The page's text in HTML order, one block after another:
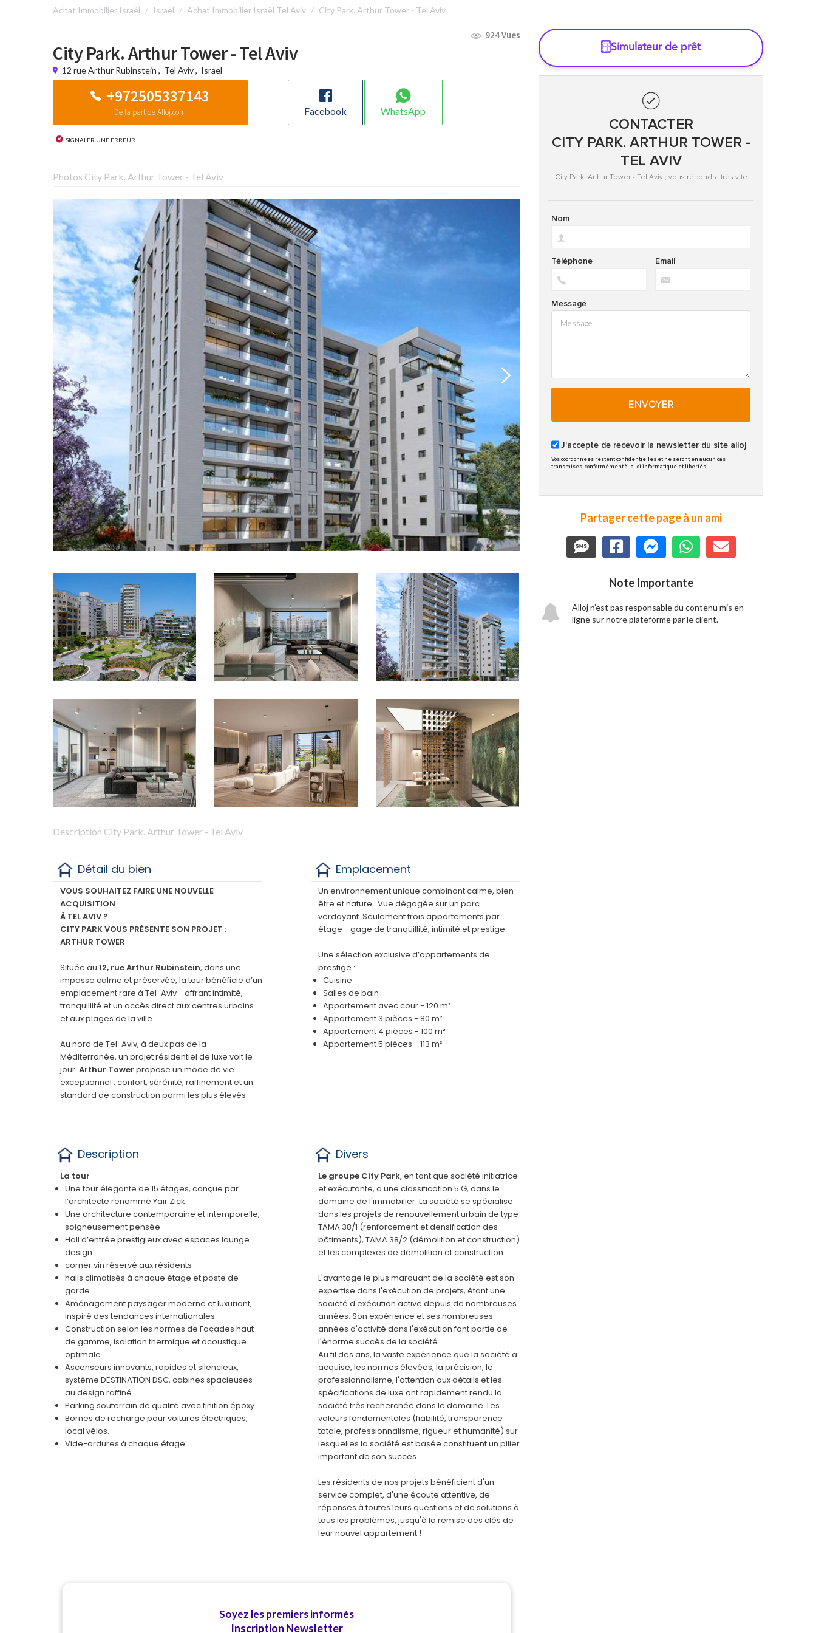
Achat Immobilier Israël Israel Achat Immobilier Israël Tel Aviv City Park. Arthur Tower - Tel Aviv
924 Vues
City Park. Arthur Tower - Tel Aviv
12 rue Arthur Rubinstein , Tel Aviv, Israel
+972505337143
De la part de Alloj.com Facebook WhatsApp
Signaler une erreur
Photos City Park. Arthur Tower - Tel Aviv
Description City Park. Arthur Tower - Tel Aviv
Détail du bien
VOUS SOUHAITEZ FAIRE UNE NOUVELLE
ACQUISITION
À TEL AVIV ?
CITY PARK VOUS PRÉSENTE SON PROJET :
ARTHUR TOWER
Située au 12, rue Arthur Rubinstein, dans une
impasse calme et préservée, la tour bénéficie d’un
emplacement rare à Tel-Aviv - offrant intimité,
tranquillité et un accès direct aux centres urbains
et aux plages de la ville.
Au nord de Tel-Aviv, à deux pas de la
Méditerranée, un projet résidentiel de luxe voit le
jour. Arthur Tower propose un mode de vie
exceptionnel : confort, sérénité, raffinement et un
standard de construction parmi les plus élevés.
Emplacement
Un environnement unique combinant calme, bien-
être et nature : Vue dégagée sur un parc
verdoyant. Seulement trois appartements par
étage - gage de tranquillité, intimité et prestige.
Une sélection exclusive d’appartements de
prestige :
Cuisine
Salles de bain
Appartement avec cour - 120 m²
Appartement 3 pièces - 80 m²
Appartement 4 pièces - 100 m²
Appartement 5 pièces - 113 m²
Description
La tour
Une tour élégante de 15 étages, conçue par
l’architecte renommé Yair Zick.
Une architecture contemporaine et intemporelle,
soigneusement pensée
Hall d’entrée prestigieux avec espaces lounge
design
corner vin réservé aux résidents
halls climatisés à chaque étage et poste de
garde.
Aménagement paysager moderne et luxuriant,
inspiré des tendances internationales.
Construction selon les normes de Façades haut
de gamme, isolation thermique et acoustique
optimale.
Ascenseurs innovants, rapides et silencieux,
système DESTINATION DSC, cabines spacieuses
au design raffiné.
Parking souterrain de qualité avec finition époxy.
Bornes de recharge pour voitures électriques,
local vélos.
Vide-ordures à chaque étage.
Divers
Le groupe City Park, en tant que société initiatrice
et exécutante, a une classification 5 G, dans le
domaine de l'immobilier. La société se spécialise
dans les projets de renouvellement urbain de type
TAMA 38/1 (renforcement et densification des
bâtiments), TAMA 38/2 (démolition et construction)
et les complexes de démolition et construction.
L'avantage le plus marquant de la société est son
expertise dans l'exécution de projets, étant une
société d'exécution active depuis de nombreuses
années. Son expérience et ses nombreuses
années d'activité dans l'exécution font partie de
l'énorme succès de la société.
Au fil des ans, la vaste expérience que la société a
acquise, les normes élevées, la précision, le
professionnalisme, l'attention aux détails et les
spécifications de luxe ont rapidement rendu la
société très recherchée dans le domaine. Les
valeurs fondamentales (fiabilité, transparence
totale, professionnalisme, rigueur et humanité) sur
lesquelles la société est basée constituent un pilier
important de son succès.
Les résidents de nos projets bénéficient d'un
service complet, d'une écoute attentive, de
réponses à toutes leurs questions et de solutions à
tous les problèmes, jusqu'à la remise des clés de
leur nouvel appartement !
Soyez les premiers informés
Inscription Newsletter
Simulateur de prêt
CONTACTER
CITY PARK. ARTHUR TOWER -
TEL AVIV
City Park. Arthur Tower - Tel Aviv , vous répondra très vite
Nom
Email
Téléphone
Message
ENVOYER
J'accepte de recevoir la newsletter du site alloj
Vos coordonnées restent confidentielles et ne seront en aucun cas
transmises, conformément à la loi informatique et libertés.
Partager cette page à un ami
Note Importante
Alloj n’est pas responsable du contenu mis en
ligne sur notre plateforme par le client.